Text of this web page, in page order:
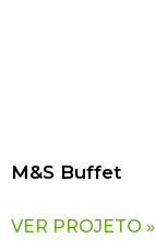
M&S Buffet
VER PROJETO »